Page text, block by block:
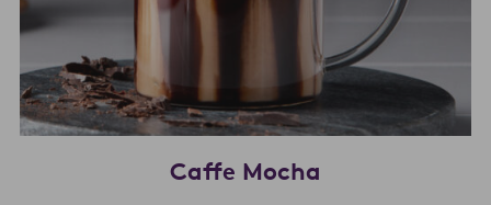
Caffe Mocha